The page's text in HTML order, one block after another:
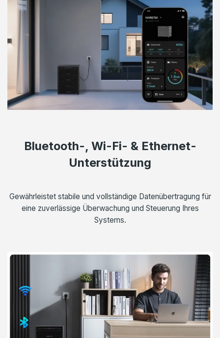
Bluetooth-, Wi-Fi- & Ethernet-
Unterstützung
Gewährleistet stabile und vollständige Datenübertragung für
eine zuverlässige Überwachung und Steuerung Ihres
Systems.